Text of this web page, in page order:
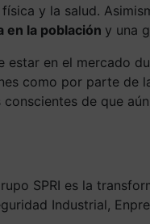
y la salud.
en la población y una
estar en el mercado
como por parte de
de que
SPRI es la
Industrial,